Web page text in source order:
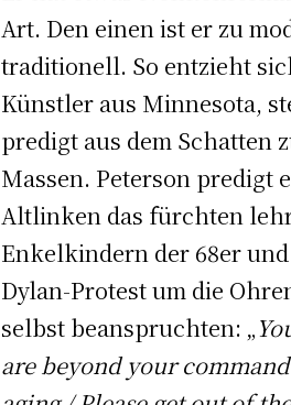
Art. Den einen ist er zu
traditionell. So entzieht
Künstler aus Minnesota,
predigt aus dem Schatten
Massen. Peterson predigt
Altlinken das fürchten
Enkelkindern der 68er
Dylan-Protest um die
selbst beanspruchten: „
are beyond your